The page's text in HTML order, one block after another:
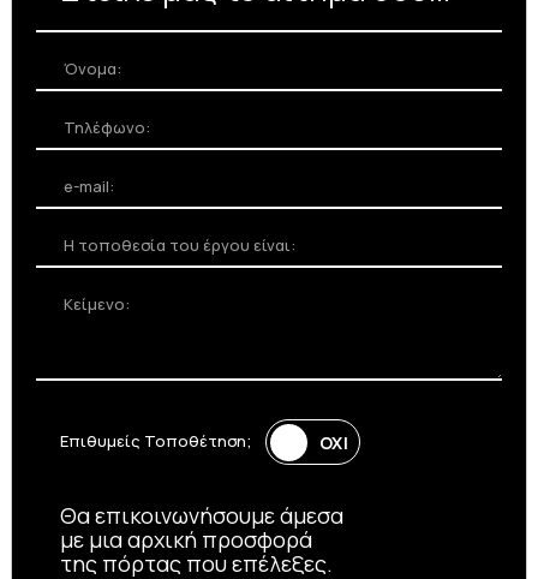
Κατασκευή ανα εκατοστό
Ξεγνοιάστε από τις ατέλειες του
έργου, προσαρμόστε την πόρτα
σύμφωνα με τα δομικά που
Επιθυμείς Τοποθέτηση;
Θα επικοινωνήσουμε άμεσα
με μια αρχική προσφορά
της πόρτας που επέλεξες.